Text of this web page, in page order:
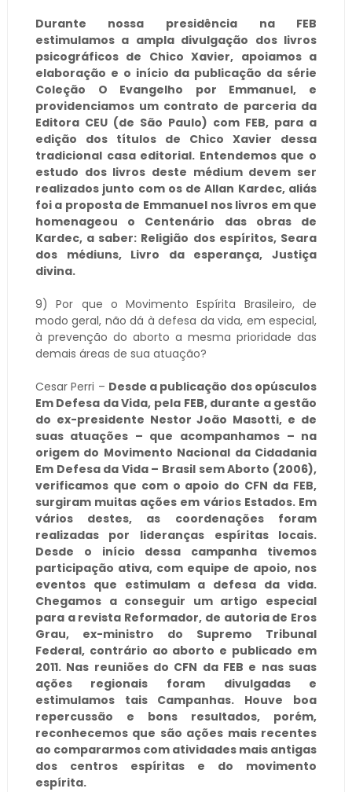
Durante nossa presidência na FEB
estimulamos a ampla divulgação dos livros
psicográficos de Chico Xavier, apoiamos a
elaboração e o início da publicação da série
Coleção O Evangelho por Emmanuel, e
providenciamos um contrato de parceria da
Editora CEU (de São Paulo) com FEB, para a
edição dos títulos de Chico Xavier dessa
tradicional casa editorial. Entendemos que o
estudo dos livros deste médium devem ser
realizados junto com os de Allan Kardec, aliás
foi a proposta de Emmanuel nos livros em que
homenageou o Centenário das obras de
Kardec, a saber: Religião dos espíritos, Seara
dos médiuns, Livro da esperança, Justiça
divina.
9) Por que o Movimento Espírita Brasileiro, de
modo geral, não dá à defesa da vida, em especial,
à prevenção do aborto a mesma prioridade das
demais áreas de sua atuação?
Cesar Perri – Desde a publicação dos opúsculos
Em Defesa da Vida, pela FEB, durante a gestão
do ex-presidente Nestor João Masotti, e de
suas atuações – que acompanhamos – na
origem do Movimento Nacional da Cidadania
Em Defesa da Vida – Brasil sem Aborto (2006),
verificamos que com o apoio do CFN da FEB,
surgiram muitas ações em vários Estados. Em
vários destes, as coordenações foram
realizadas por lideranças espíritas locais.
Desde o início dessa campanha tivemos
participação ativa, com equipe de apoio, nos
eventos que estimulam a defesa da vida.
Chegamos a conseguir um artigo especial
para a revista Reformador, de autoria de Eros
Grau, ex-ministro do Supremo Tribunal
Federal, contrário ao aborto e publicado em
2011. Nas reuniões do CFN da FEB e nas suas
ações regionais foram divulgadas e
estimulamos tais Campanhas. Houve boa
repercussão e bons resultados, porém,
reconhecemos que são ações mais recentes
ao compararmos com atividades mais antigas
dos centros espíritas e do movimento
espírita.